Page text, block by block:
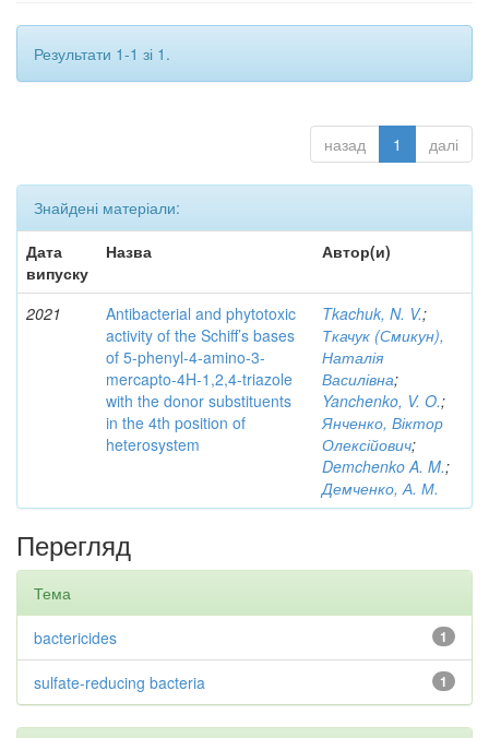
Результати 1-1 зі 1.
назад 1 далі
Знайдені матеріали:
Дата
випуску
Назва Автор(и)
2021
Antibacterial and phytotoxic
activity of the Schiff’s bases
of 5-phenyl-4-amino-3-
mercapto-4H-1,2,4-triazole
with the donor substituents
in the 4th position of
heterosystem
Tkachuk, N. V.;
Ткачук (Смикун),
Наталія
Василівна;
Yanchenko, V. O.;
Янченко, Віктор
Олексійович;
Demchenko A. M.;
Демченко, А. М.
Перегляд
Тема
1
bactericides
1
sulfate-reducing bacteria